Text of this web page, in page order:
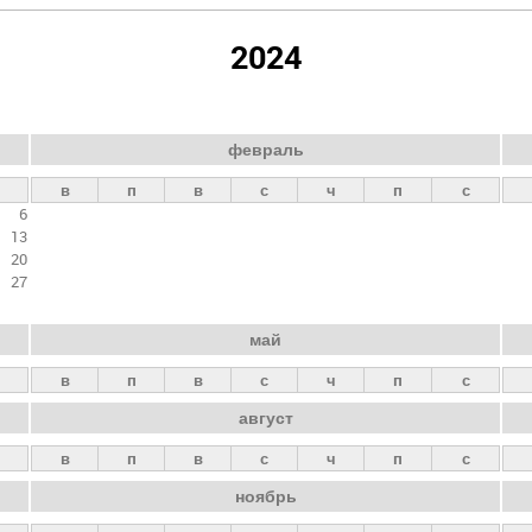
2024
6
13
20
27
февраль
в п в с ч п с
май
в п в с ч п с
август
в п в с ч п с
ноябрь